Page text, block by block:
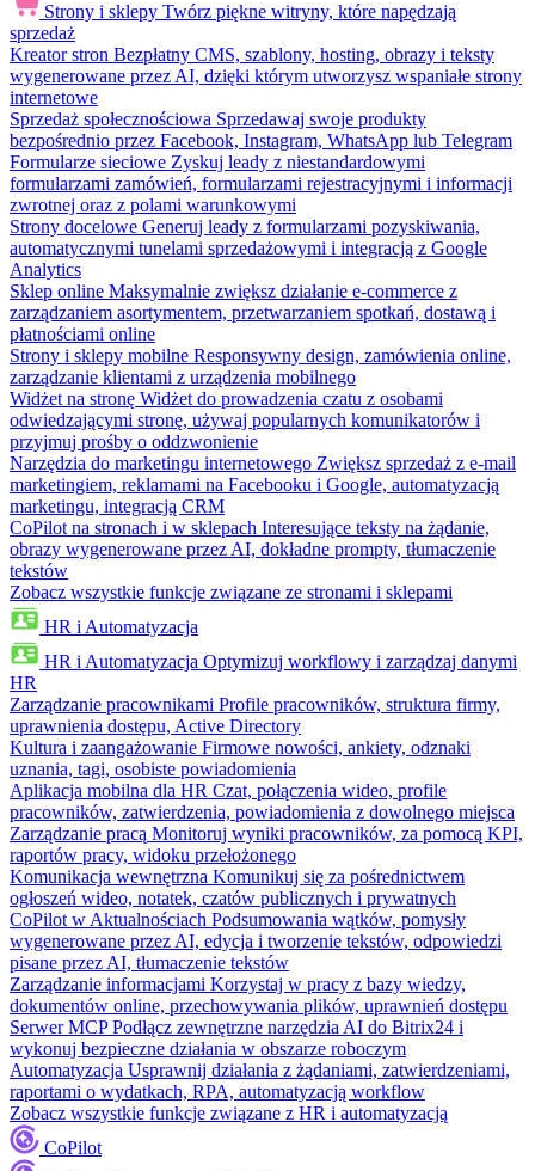
Strony i sklepy Twórz piękne witryny, które napędzają
sprzedaż
Kreator stron Bezpłatny CMS, szablony, hosting, obrazy i teksty
wygenerowane przez AI, dzięki którym utworzysz wspaniałe strony
internetowe
Sprzedaż społecznościowa Sprzedawaj swoje produkty
bezpośrednio przez Facebook, Instagram, WhatsApp lub Telegram
Formularze sieciowe Zyskuj leady z niestandardowymi
formularzami zamówień, formularzami rejestracyjnymi i informacji
zwrotnej oraz z polami warunkowymi
Strony docelowe Generuj leady z formularzami pozyskiwania,
automatycznymi tunelami sprzedażowymi i integracją z Google
Analytics
Sklep online Maksymalnie zwiększ działanie e-commerce z
zarządzaniem asortymentem, przetwarzaniem spotkań, dostawą i
płatnościami online
Strony i sklepy mobilne Responsywny design, zamówienia online,
zarządzanie klientami z urządzenia mobilnego
Widżet na stronę Widżet do prowadzenia czatu z osobami
odwiedzającymi stronę, używaj popularnych komunikatorów i
przyjmuj prośby o oddzwonienie
Narzędzia do marketingu internetowego Zwiększ sprzedaż z e-mail
marketingiem, reklamami na Facebooku i Google, automatyzacją
marketingu, integracją CRM
CoPilot na stronach i w sklepach Interesujące teksty na żądanie,
obrazy wygenerowane przez AI, dokładne prompty, tłumaczenie
tekstów
Zobacz wszystkie funkcje związane ze stronami i sklepami
HR i Automatyzacja
HR i Automatyzacja Optymizuj workflowy i zarządzaj danymi
HR
Zarządzanie pracownikami Profile pracowników, struktura firmy,
uprawnienia dostępu, Active Directory
Kultura i zaangażowanie Firmowe nowości, ankiety, odznaki
uznania, tagi, osobiste powiadomienia
Aplikacja mobilna dla HR Czat, połączenia wideo, profile
pracowników, zatwierdzenia, powiadomienia z dowolnego miejsca
Zarządzanie pracą Monitoruj wyniki pracowników, za pomocą KPI,
raportów pracy, widoku przełożonego
Komunikacja wewnętrzna Komunikuj się za pośrednictwem
ogłoszeń wideo, notatek, czatów publicznych i prywatnych
CoPilot w Aktualnościach Podsumowania wątków, pomysły
wygenerowane przez AI, edycja i tworzenie tekstów, odpowiedzi
pisane przez AI, tłumaczenie tekstów
Zarządzanie informacjami Korzystaj w pracy z bazy wiedzy,
dokumentów online, przechowywania plików, uprawnień dostępu
Serwer MCP Podłącz zewnętrzne narzędzia AI do Bitrix24 i
wykonuj bezpieczne działania w obszarze roboczym
Automatyzacja Usprawnij działania z żądaniami, zatwierdzeniami,
raportami o wydatkach, RPA, automatyzacją workflow
Zobacz wszystkie funkcje związane z HR i automatyzacją
CoPilot